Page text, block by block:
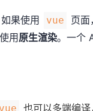
果使用 vue 页面
用 原生渲染。一个
也可以多端编